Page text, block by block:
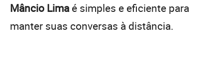
Mâncio Lima é simples e eficiente para
manter suas conversas à distância.